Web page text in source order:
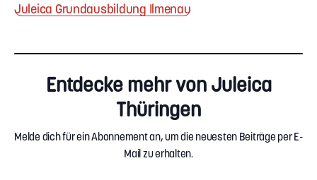
Juleica Grundausbildung Ilmenau
Entdecke mehr von Juleica
Thüringen
Melde dich für ein Abonnement an, um die neuesten Beiträge per E-
Mail zu erhalten.